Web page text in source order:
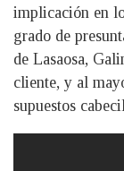
implicación en
grado de
de Lasaosa,
cliente, y al
supuestos